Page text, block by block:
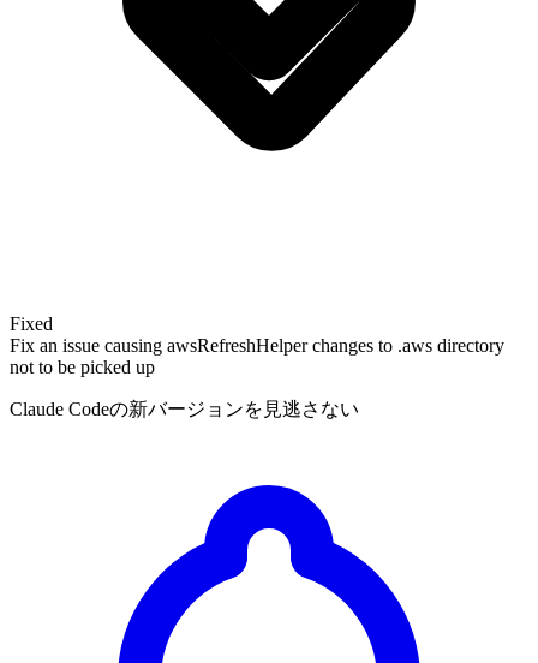
Fixed
Fix an issue causing awsRefreshHelper changes to .aws directory
not to be picked up
Claude Codeの新バージョンを見逃さない